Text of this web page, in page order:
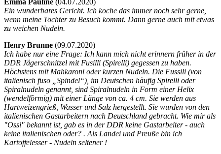
Ein wunderbares Gericht. Ich koche das immer noch sehr gerne,
wenn meine Tochter zu Besuch kommt. Dann gerne auch mit etwas
zu weichen Nudeln.
Henry Brunne (09.07.2020)
Ich habe nur eine Frage: Ich kann mich nicht erinnern früher in der
DDR Jägerschnitzel mit Fusilli (Spirelli) gegessen zu haben.
Höchstens mit Mahkaroni oder kurzen Nudeln. Die Fussili (von
italienisch fuso „Spindel“), im Deutschen häufig Spirelli oder
Spiralnudeln genannt, sind Spiralnudeln in Form einer Helix
(wendelförmig) mit einer Länge von ca. 4 cm. Sie werden aus
Hartweizengrieß, Wasser und Salz hergestellt. Sie wurden von den
italienischen Gastarbeitern nach Deutschland gebracht. Wie mir als
"Ossi" bekannt ist, gab es in der DDR keine Gastarbeiter - auch
keine italienischen oder? . Als Landei und Preuße bin ich
Kartoffelesser - Nudeln seltener !